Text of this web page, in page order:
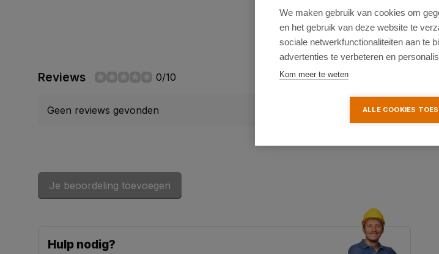
Reviews 0/10
Geen reviews gevonden
Je beoordeling toevoegen
Hulp nodig?
We maken gebruik van cookies om
en het gebruik van deze website te
sociale netwerkfunctionaliteiten aan te
advertenties te verbeteren en
Kom meer te weten
ALLE COOKIES